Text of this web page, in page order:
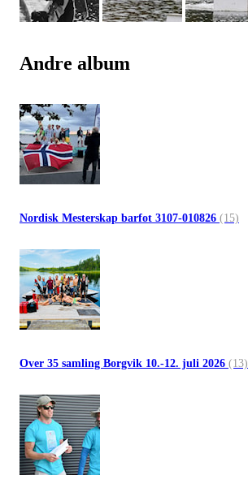
Andre album
Nordisk Mesterskap barfot 3107-010826 (15)
Over 35 samling Borgvik 10.-12. juli 2026 (13)